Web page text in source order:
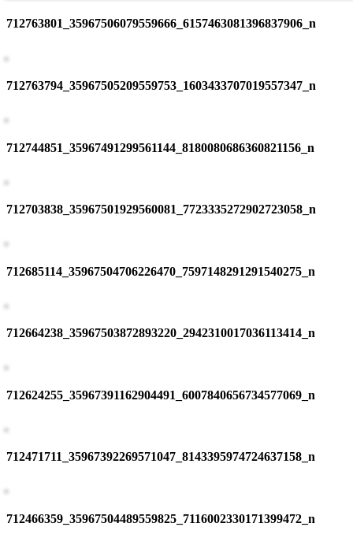
712763801_35967506079559666_6157463081396837906_n
712763794_35967505209559753_1603433707019557347_n
712744851_35967491299561144_8180080686360821156_n
712703838_35967501929560081_7723335272902723058_n
712685114_35967504706226470_7597148291291540275_n
712664238_35967503872893220_2942310017036113414_n
712624255_35967391162904491_6007840656734577069_n
712471711_35967392269571047_8143395974724637158_n
712466359_35967504489559825_7116002330171399472_n